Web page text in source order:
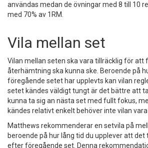
användas medan de övningar med 8 till 10
med 70% av 1RM.
Vila mellan set
Vilan mellan seten ska vara tillräcklig för att
återhämtning ska kunna ske. Beroende på
föregående setet har upplevts kan vilan
setet kändes väldigt tungt är det bättre att
kunna ta sig an nästa set med fullt fokus,
kändes relativt enkelt behöver inte vilan vara
Matthews rekommenderar en setvila på
beroende på hur lång tid du upplever att
efter föregående set. Denna